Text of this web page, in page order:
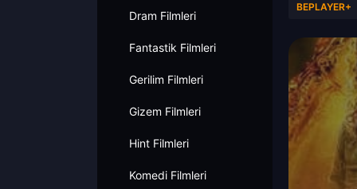
Dram Filmleri
Fantastik Filmleri
Gerilim Filmleri
Gizem Filmleri
Hint Filmleri
Komedi Filmleri
BEPLAYER+